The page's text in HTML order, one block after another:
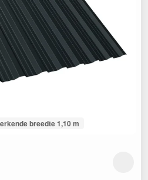
breedte 1,10 m